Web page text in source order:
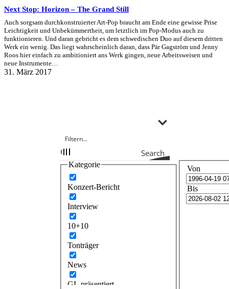
Next Stop: Horizon – The Grand Still
Auch sorgsam durchkonstruierter Art-Pop braucht am Ende eine gewisse Prise
Leichtigkeit und Unbekümmertheit, um letztlich im Pop-Modus auch zu
funktionieren. Und daran gebricht es dem schwedischen Duo auf diesem dritten
Werk ein wenig. Das liegt wahrscheinlich daran, dass Pär Gagström und Jenny
Roos hier einfach zu ambitioniert ans Werk gingen, neue Arbeitsweisen und
neue Instrumente…
31. März 2017
Search
Kategorie
Konzert-Bericht
Interview
10+10
Tonträger
News
GL präsentiert
Von
Bis